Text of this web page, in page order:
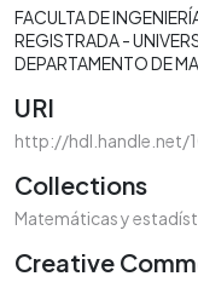
FACULTA DE
REGISTRADA -
DEPARTAMENTO DE
URI
http://hdl.handle.net/
Collections
Matemáticas y
Creative